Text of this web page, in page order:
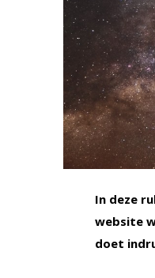
In deze
website
doet